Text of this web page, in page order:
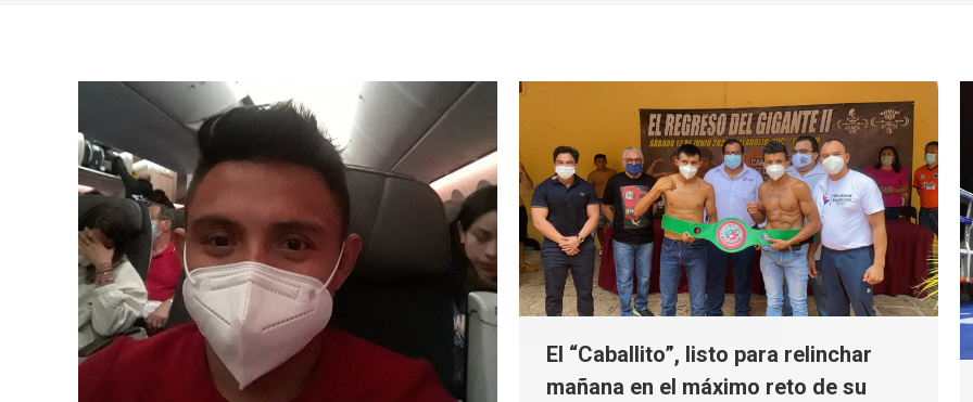
El “Caballito”, listo para relinchar
mañana en el máximo reto de su